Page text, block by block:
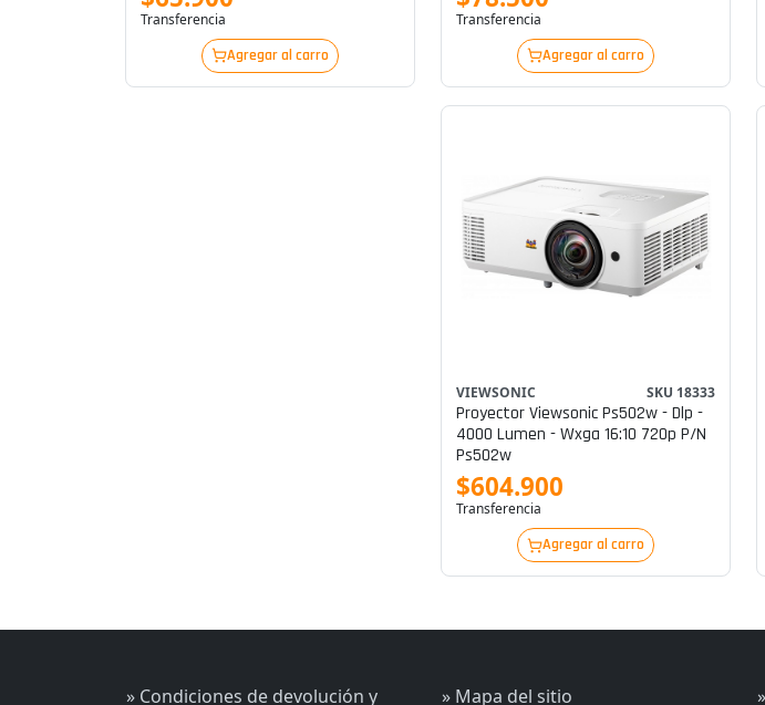
Transferencia
Agregar al carro
Transferencia
Agregar al carro
VIEWSONIC SKU 18333
Proyector Viewsonic Ps502w - Dlp -
4000 Lumen - Wxga 16:10 720p P/n
Ps502w
$604.900
Transferencia
Agregar al carro
» Condiciones de devolución y » Mapa del sitio